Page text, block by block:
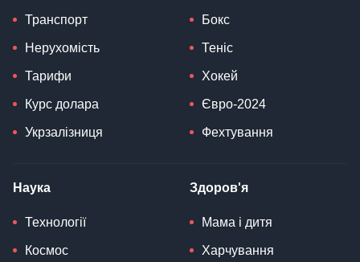
Транспорт
Нерухомість
Тарифи
Курс долара
Укрзалізниця
Бокс
Теніс
Хокей
Євро-2024
Фехтування
Наука
Технології
Космос
Здоров'я
Мама і дитя
Харчування